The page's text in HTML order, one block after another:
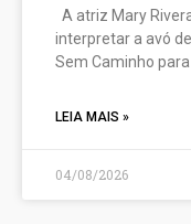
A atriz Mary
interpretar a avó
Sem Caminho
LEIA MAIS »
04/08/2026